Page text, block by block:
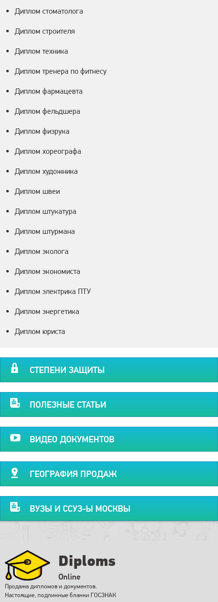
Диплом стоматолога
Диплом строителя
Диплом техника
Диплом тренера по фитнесу
Диплом фармацевта
Диплом фельдшера
Диплом физрука
Диплом хореографа
Диплом художника
Диплом швеи
Диплом штукатура
Диплом штурмана
Диплом эколога
Диплом экономиста
Диплом электрика ПТУ
Диплом энергетика
Диплом юриста
СТЕПЕНИ ЗАЩИТЫ
ПОЛЕЗНЫЕ СТАТЬИ
ВИДЕО ДОКУМЕНТОВ
ГЕОГРАФИЯ ПРОДАЖ
ВУЗЫ И ССУЗ-Ы МОСКВЫ
Diploms
Online
Продажа дипломов и документов.
Настоящие, подлинные бланки ГОСЗНАК